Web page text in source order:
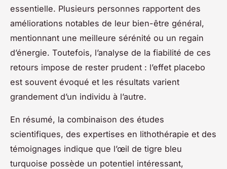
essentielle. Plusieurs personnes rapportent des
améliorations notables de leur bien-être général,
mentionnant une meilleure sérénité ou un regain
d’énergie. Toutefois, l’analyse de la fiabilité de ces
retours impose de rester prudent : l’effet placebo
est souvent évoqué et les résultats varient
grandement d’un individu à l’autre.
En résumé, la combinaison des études
scientifiques, des expertises en lithothérapie et des
témoignages indique que l’œil de tigre bleu
turquoise possède un potentiel intéressant,